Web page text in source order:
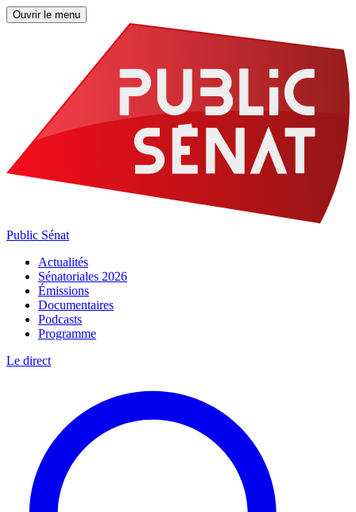
Ouvrir le menu
Public Sénat
Actualités
Sénatoriales 2026
Émissions
Documentaires
Podcasts
Programme
Le direct